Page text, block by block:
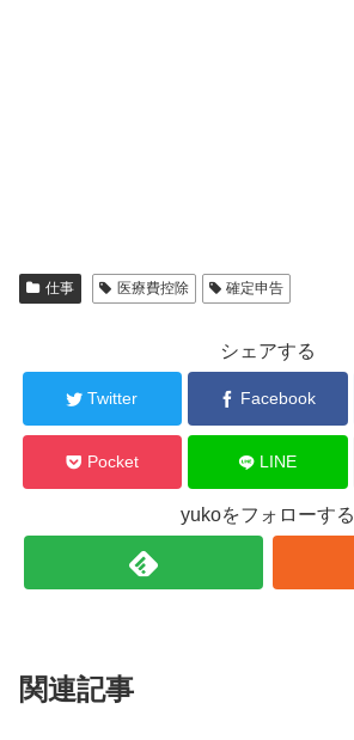
仕事 医療費控除 確定申告
シェアする
Twitter Facebook
Pocket LINE
yukoをフォローする
関連記事